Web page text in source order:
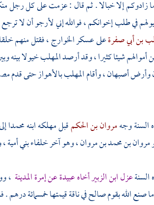
زادوكم إلا خبالا . ثم قال : عزمت على كل رجل
في طلب إخوانكم ، فوالله إني لأرجو أن لا
بن أبي صفرةعلى عسكر الخوارج ، فقتل منهم
أموالهم شيئا كثيرا ، وقد أرصدالمهلبخيولا بينه
وأرضأصبهان، وأقامالمهلببالأهوازحتى قدم
السنة وجهمروان بن الحكمقبل مهلكه ابنه محمدا
مروانبن محمد بنمروان، وهو آخر خلفاءبني أمية
عزلابن الزبيرأخاهعبيدةعن إمرةالمدينة ،
صنع الله بقومصالحفي ناقة قيمتها خمسمائة